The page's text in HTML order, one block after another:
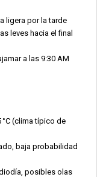
ligera por la tarde
leves hacia el final
a las 9:30 AM
°C (clima típico de
baja probabilidad
posibles olas